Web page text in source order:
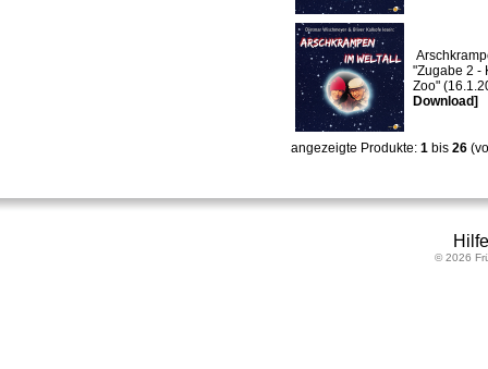
"Zugabe 2 -
Zoo"
Download]
angezeigte Produkte: 1 bis 26
Hilfe
© 2026